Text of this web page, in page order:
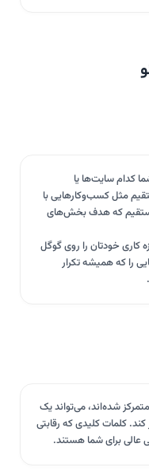
کدام سایت‌ها یا
مثل کسب‌وکارهایی با
که هدف بخش‌های
کاری خودتان را روی گوگل
را که همیشه تکرار
شده‌اند، می‌تواند یک
کلمات کلیدی که رقابتی
عالی برای شما هستند.